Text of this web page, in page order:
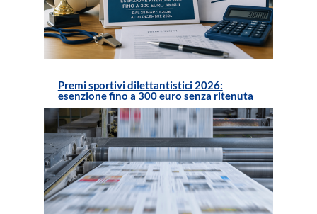
Premi sportivi dilettantistici 2026:
esenzione fino a 300 euro senza ritenuta